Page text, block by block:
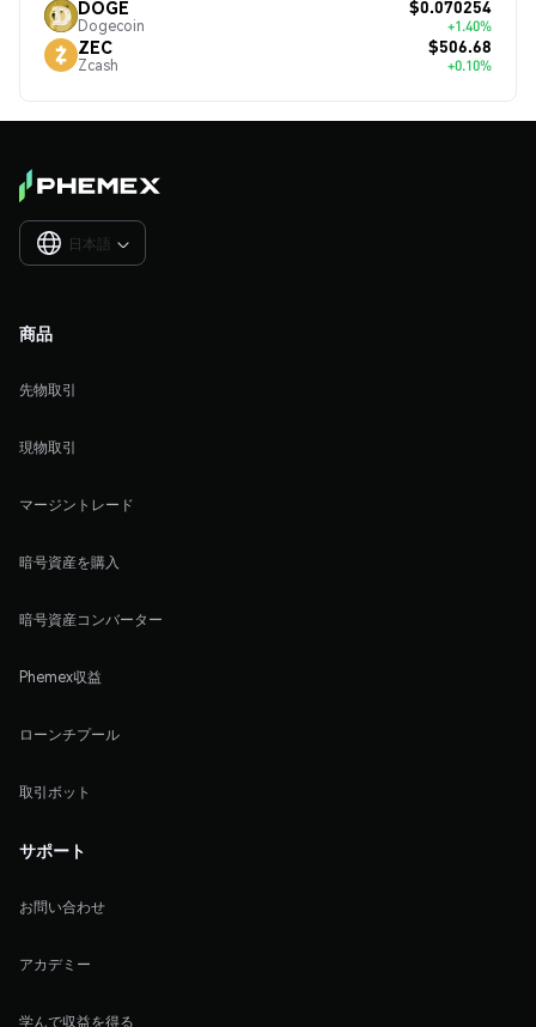
DOGE
Dogecoin
$0.070254
+1.40%
ZEC
Zcash
$506.68
+0.10%
日本語 
商品
先物取引
現物取引
マージントレード
暗号資産を購入
暗号資産コンバーター
Phemex収益
ローンチプール
取引ボット
サポート
お問い合わせ
アカデミー
学んで収益を得る